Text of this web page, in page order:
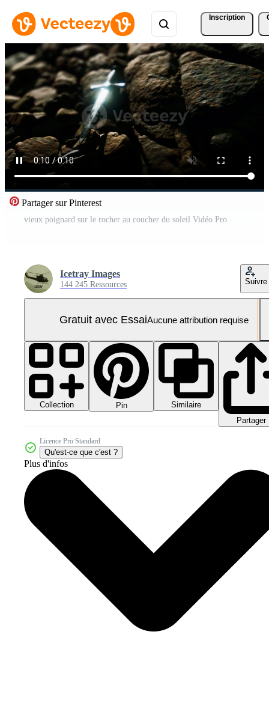
Inscription
Partager sur Pinterest
vieux poignard sur le rocher au coucher du soleil Vidéo Pro
Icetray Images
144 245 Ressources Suivre
Gratuit avec EssaiAucune attribution requise
Collection Pin
Similaire
Partager
Licence Pro Standard
Qu'est-ce que c'est ?
Plus d'infos